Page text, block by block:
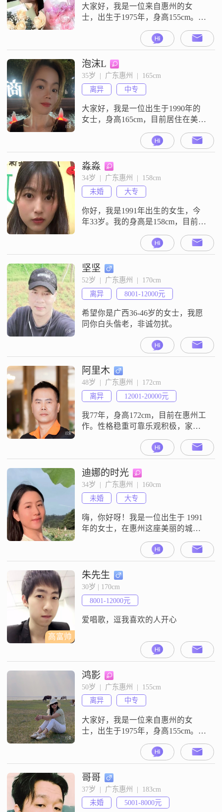
大家好，我是一位来自惠州的女
士，出生于1975年，身高155cm。我
在惠州有着稳定的工作，月收入在
5000到8000元之间。虽然我的学历
是高中及以下，但我一直保持着真
诚可靠的态度，在生活和工作中不
断学习和成长。我非常注重健康管
理，认为健康的身体是幸福生活的
基础。我性格细腻敏感，善解人
意，能够理解和关心他人的感受。
在生活
泡沫L
35岁  |  广东惠州  |  165cm
离异
中专
大家好，我是一位出生于1990年的
女士，身高165cm，目前居住在美丽
元之间，虽然学历是中专，但我一
直保持着积极向上的态度，努力工
作，不断提升自己。性格方面，我
比较细腻敏感，这也让我更加善解
人意，能够理解和关心他人的感
受。我开朗爱笑，总是愿意用积极
的心态去面对生活中的各种挑战。
我
淼淼
34岁  |  广东惠州  |  158cm
未婚
大专
你好，我是1991年出生的女生，今
年33岁。我的身高是158cm，目前在
月收入在3001到5000元之间。关于
我的性格，身边朋友的评价是温柔
体贴，平时待人接物比较温和，也
愿意多站在对方的角度去考虑问
题。同时我也是一个乐观积极的
人，遇到事情习惯往好的方向去
想，觉得生活里还是开心的事情比
较多。
坚坚
52岁  |  广东惠州  |  170cm
离异
8001-12000元
希望你是广西36-46岁的女士，我愿
同你白头偕老，非诚勿扰。
阿里木
48岁  |  广东惠州  |  172cm
离异
12001-20000元
我77年，身高172cm，目前在惠州工
作。性格稳重可靠乐观积极，家庭
庭是生活的重心，会尽自己最大的
努力去维护和经营家庭关系。希望
通过相亲平台，能找到一个相互理
解、相互支持的人生伴侣，你对我
好，我必视你为宝。
迪娜的时光
34岁  |  广东惠州  |  160cm
未婚
大专
嗨，你好呀！我是一位出生于 1991
年的女士，在惠州这座美丽的城市
呢，我从事着一份还算不错的工
作，每个月的收入在 20001 元到
50000 元之间。我性格温柔体贴，总
是希望能给身边的人带来温暖和关
怀。生活中，我是乐观积极的那一
类人，不管遇到什么困难，都能以
平和的心态去面对。我特
高富帅
朱先生
30岁 | 170cm
8001-12000元
爱唱歌，逗我喜欢的人开心
鸿影
50岁  |  广东惠州  |  155cm
离异
中专
大家好，我是一位来自惠州的女
士，出生于1975年，身高155cm。我
的月收入在5001到8000元之间，目
前的工作地也是在惠州。虽然我的
学历是高中及以下，但我一直保持
着乐观积极的生活态度。我认为自
己最大的特点是善解人意和成熟稳
重。在生活中，我总是能够理解他
人的感受，给予他们支持和鼓励。
哥哥
37岁  |  广东惠州  |  183cm
未婚
5001-8000元